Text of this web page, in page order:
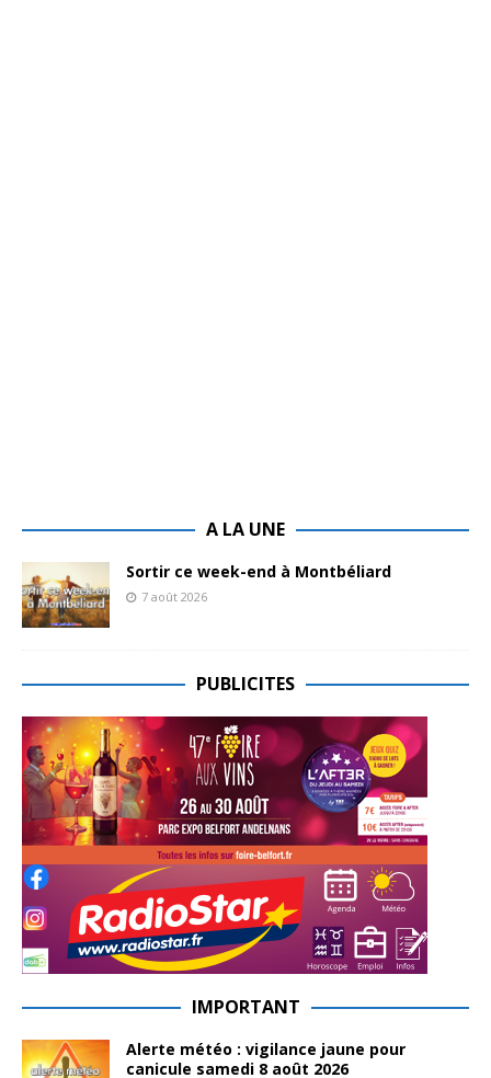
A LA UNE
Sortir ce week-end à Montbéliard
7 août 2026
PUBLICITES
IMPORTANT
Alerte météo : vigilance jaune pour
canicule samedi 8 août 2026